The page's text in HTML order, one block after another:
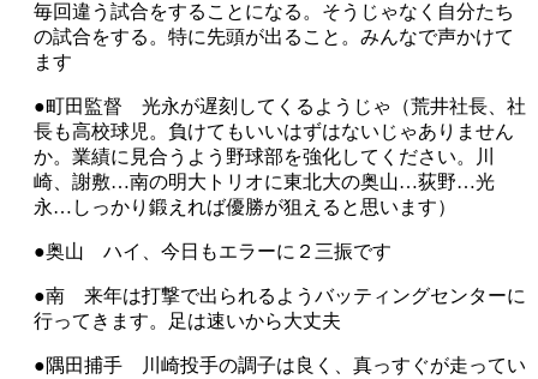
毎回違う試合をすることになる。そうじゃなく自分たち
の試合をする。特に先頭が出ること。みんなで声かけて
ます
●町田監督 光永が遅刻してくるようじゃ（荒井社長、社
長も高校球児。負けてもいいはずはないじゃありません
か。業績に見合うよう野球部を強化してください。川
崎、謝敷…南の明大トリオに東北大の奥山…荻野…光
永…しっかり鍛えれば優勝が狙えると思います）
●奥山 ハイ、今日もエラーに２三振です
●南 来年は打撃で出られるようバッティングセンターに
行ってきます。足は速いから大丈夫
●隅田捕手 川崎投手の調子は良く、真っすぐが走ってい